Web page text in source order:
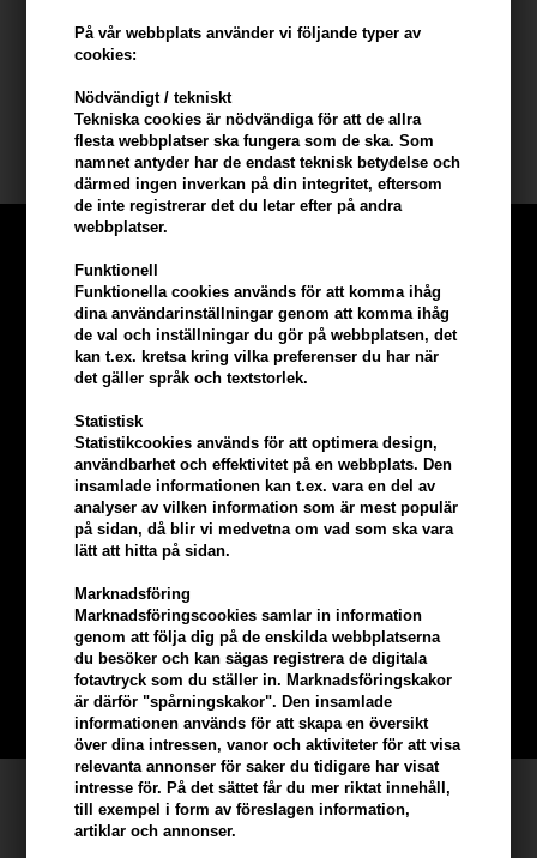
På vår webbplats använder vi följande typer av
cookies:
Nödvändigt / tekniskt
Tekniska cookies är nödvändiga för att de allra
flesta webbplatser ska fungera som de ska. Som
namnet antyder har de endast teknisk betydelse och
därmed ingen inverkan på din integritet, eftersom
de inte registrerar det du letar efter på andra
webbplatser.
Funktionell
Funktionella cookies används för att komma ihåg
dina användarinställningar genom att komma ihåg
de val och inställningar du gör på webbplatsen, det
kan t.ex. kretsa kring vilka preferenser du har när
det gäller språk och textstorlek.
Statistisk
Statistikcookies används för att optimera design,
användbarhet och effektivitet på en webbplats. Den
insamlade informationen kan t.ex. vara en del av
analyser av vilken information som är mest populär
på sidan, då blir vi medvetna om vad som ska vara
lätt att hitta på sidan.
Marknadsföring
Marknadsföringscookies samlar in information
genom att följa dig på de enskilda webbplatserna
du besöker och kan sägas registrera de digitala
fotavtryck som du ställer in. Marknadsföringskakor
är därför "spårningskakor". Den insamlade
informationen används för att skapa en översikt
över dina intressen, vanor och aktiviteter för att visa
relevanta annonser för saker du tidigare har visat
intresse för. På det sättet får du mer riktat innehåll,
till exempel i form av föreslagen information,
artiklar och annonser.
effekt och har en återställande effekt på huden.
Storlek: 300 ml
Paul Mitchell,Paul Mitchell Tea Tree
Tjäna5% bonus
beställning
Bli en del av vår kundklubb gratis och få rabatter när du handlar
BLI EN GRATIS MEDLEM HÄR
Kundservice
Hair247